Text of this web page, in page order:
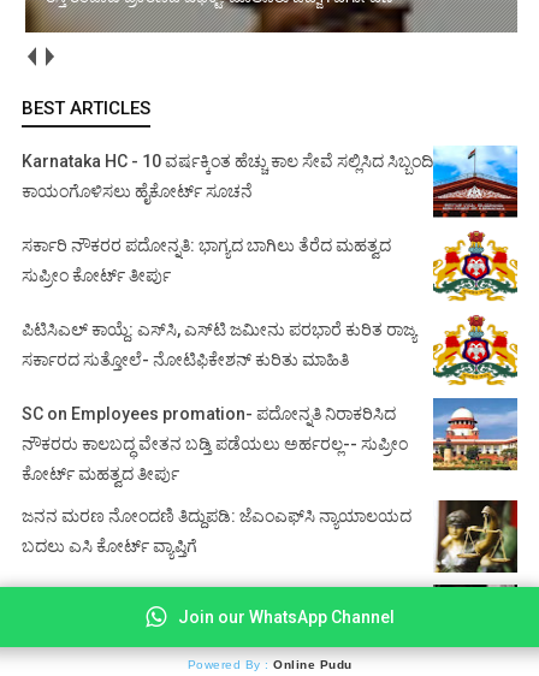
BEST ARTICLES
Karnataka HC - 10 ವರ್ಷಕ್ಕಿಂತ ಹೆಚ್ಚು ಕಾಲ ಸೇವೆ ಸಲ್ಲಿಸಿದ ಸಿಬ್ಬಂದಿ
ಕಾಯಂಗೊಳಿಸಲು ಹೈಕೋರ್ಟ್ ಸೂಚನೆ
ಸರ್ಕಾರಿ ನೌಕರರ ಪದೋನ್ನತಿ: ಭಾಗ್ಯದ ಬಾಗಿಲು ತೆರೆದ ಮಹತ್ವದ
ಸುಪ್ರೀಂ ಕೋರ್ಟ್ ತೀರ್ಪು
ಪಿಟಿಸಿಎಲ್ ಕಾಯ್ದೆ: ಎಸ್‌ಸಿ, ಎಸ್‌ಟಿ ಜಮೀನು ಪರಭಾರೆ ಕುರಿತ ರಾಜ್ಯ
ಸರ್ಕಾರದ ಸುತ್ತೋಲೆ- ನೋಟಿಫಿಕೇಶನ್‌ ಕುರಿತು ಮಾಹಿತಿ
SC on Employees promation- ಪದೋನ್ನತಿ ನಿರಾಕರಿಸಿದ
ನೌಕರರು ಕಾಲಬದ್ಧ ವೇತನ ಬಡ್ತಿ ಪಡೆಯಲು ಅರ್ಹರಲ್ಲ-- ಸುಪ್ರೀಂ
ಕೋರ್ಟ್ ಮಹತ್ವದ ತೀರ್ಪು
ಜನನ ಮರಣ ನೋಂದಣಿ ತಿದ್ದುಪಡಿ: ಜೆಎಂಎಫ್‌ಸಿ ನ್ಯಾಯಾಲಯದ
ಬದಲು ಎಸಿ ಕೋರ್ಟ್‌ ವ್ಯಾಪ್ತಿಗೆ
ಪೂರ್ವಾನ್ವಯಗೊಳಿಸಿ ಜಾರಿ- ಕರ್ನಾಟಕ ಹೈಕೋರ್ಟ್ ಮಹತ್ವದ ತೀರ್ಪು
Join our WhatsApp Channel
Powered By : Online Pudu